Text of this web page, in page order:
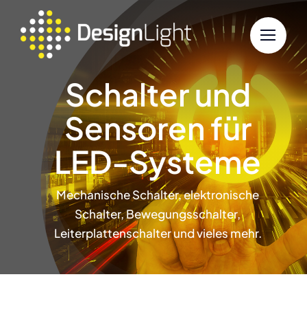
Inhalt
springen
Schalter und
Sensoren für
LED-Systeme
Mechanische Schalter, elektronische
Schalter, Bewegungsschalter,
Leiterplattenschalter und vieles mehr.